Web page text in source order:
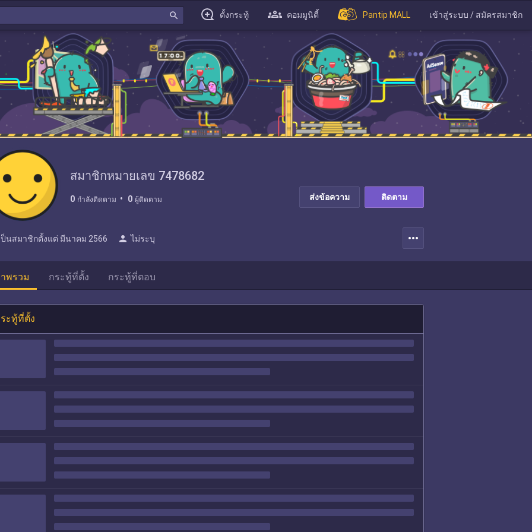
search ตั้งกระทู้ คอมมูนิตี้ Pantip MALL เข้าสู่ระบบ / สมัครสมาชิก
สมาชิกหมายเลข 7478682
0 กำลังติดตาม 0 ผู้ติดตาม ส่งข้อความ ติดตาม
ป็นสมาชิกตั้งแต่ มีนาคม 2566 person ไม่ระบุ more_horiz
พรวม กระทู้ที่ตั้ง กระทู้ที่ตอบ
ะทู้ที่ตั้ง